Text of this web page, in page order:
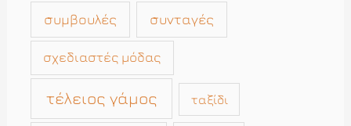
συμβουλές συνταγές
σχεδιαστές μόδας
τέλειος γάμος ταξίδι